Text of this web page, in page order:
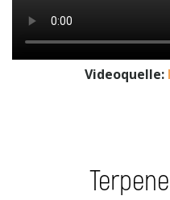
Videoquelle: